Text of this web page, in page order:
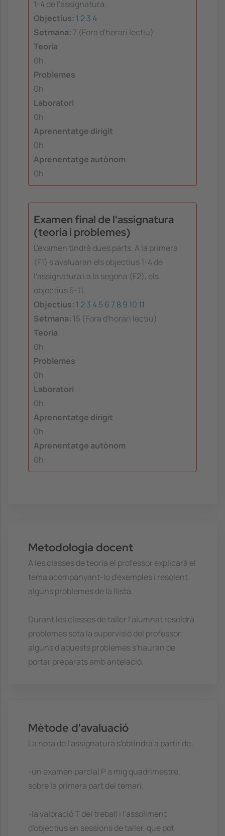
1-4 de l'assignatura.
Objectius: 1 23 4
Setmana: 7 (Fora d'horari lectiu)
Teoria
0h
Problemes
0h
Laboratori
0h
Aprenentatge dirigit
0h
Aprenentatge autònom
0h
Examen final de l'assignatura
(teoria i problemes)
L'examen tindrà dues parts. A la primera
(F1) s'avaluaran els objectius 1-4 de
l'assignatura i a la segona (F2), els
objectius 5-11.
Objectius: 1 23 456 7 8 9 10 11
Setmana: 15 (Fora d'horari lectiu)
Teoria
0h
Problemes
0h
Laboratori
0h
Aprenentatge dirigit
0h
Aprenentatge autònom
0h
Metodologia docent
A les classes de teoria el professor explicarà el
tema acompanyant-lo d'exemples i resolent
alguns problemes de la llista.
Durant les classes de taller l'alumnat resoldrà
problemes sota la supervisió del professor;
alguns d'aquests problemes s'hauran de
portar preparats amb antelació.
Mètode d'avaluació
La nota de l'assignatura s'obtindrà a partir de:
-un examen parcial P a mig quadrimestre,
sobre la primera part del temari;
-la valoració T del treball i l'assoliment
d'objectius en sessions de taller, que pot